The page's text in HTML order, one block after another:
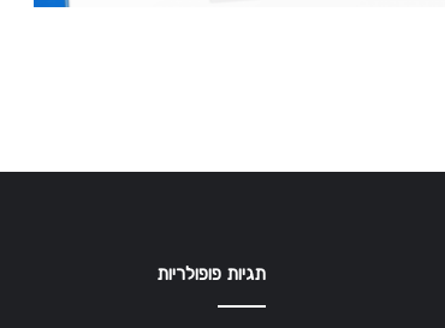
תגיות פופולריות